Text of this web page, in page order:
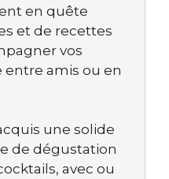
en quête
et de recettes
vos
amis ou en
une solide
de dégustation
avec ou